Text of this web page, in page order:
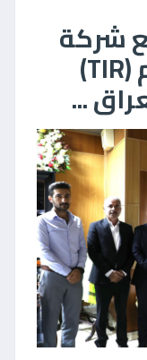
شركة
هواوي تفعيل نظام (TIR)
...